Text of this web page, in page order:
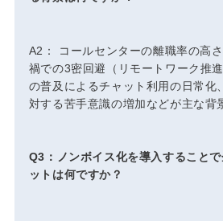
A2： コールセンターの離職率の高
禍での3密回避（リモートワーク推
の普及によるチャット利用の日常化
対する苦手意識の増加などが主な背
Q3：ノンボイス化を導入すること
ットは何ですか？